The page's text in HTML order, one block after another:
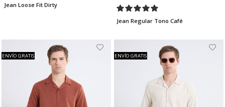
Jean Loose Fit Dirty
Jean Regular Tono Café
ENVÍO GRATIS ENVÍO GRATIS